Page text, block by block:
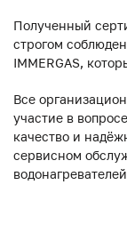
Полученный
строгом
IMMERGAS,
Все
участие в
качество и
сервисном